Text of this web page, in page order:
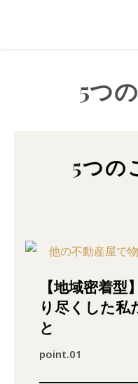
5つ
5つ
【地域密着
り尽くした私
と
point.01